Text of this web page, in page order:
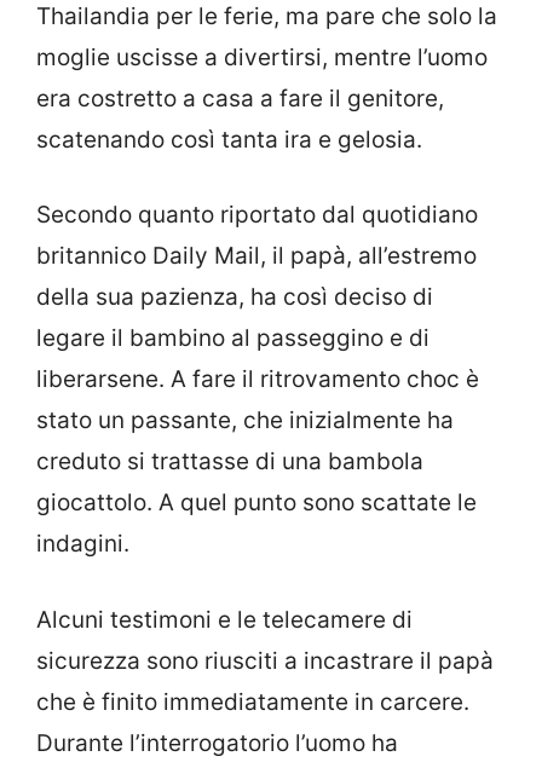
Thailandia per le ferie, ma pare che solo la
moglie uscisse a divertirsi, mentre l’uomo
era costretto a casa a fare il genitore,
scatenando così tanta ira e gelosia.
Secondo quanto riportato dal quotidiano
britannico Daily Mail, il papà, all’estremo
della sua pazienza, ha così deciso di
legare il bambino al passeggino e di
liberarsene. A fare il ritrovamento choc è
stato un passante, che inizialmente ha
creduto si trattasse di una bambola
giocattolo. A quel punto sono scattate le
indagini.
Alcuni testimoni e le telecamere di
sicurezza sono riusciti a incastrare il papà
che è finito immediatamente in carcere.
Durante l’interrogatorio l’uomo ha